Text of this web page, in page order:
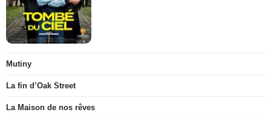
Mutiny
La fin d’Oak Street
La Maison de nos rêves